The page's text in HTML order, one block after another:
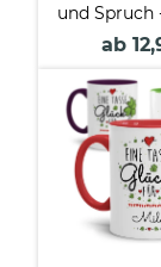
und Spruch
ab